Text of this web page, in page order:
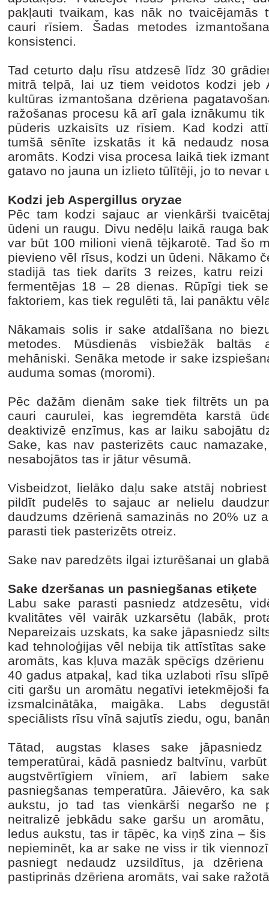
pakļauti tvaikam, kas nāk no tvaicējamās
cauri rīsiem. Šadas metodes
konsistenci.
Tad ceturto daļu rīsu atdzesē līdz 30
mitrā telpā, lai uz tiem veidotos kodzi jeb
kultūras izmantošana dzēriena
ražošanas procesu kā arī gala iznākumu
pūderis uzkaisīts uz rīsiem. Kad kodzi
tumšā sēnīte izskatās it kā nedaudz
aromāts. Kodzi visa procesa laikā tiek
gatavo no jauna un izlieto tūlītēji, jo to nevar
Kodzi jeb Aspergillus oryzae
Pēc tam kodzi sajauc ar vienkārši
ūdeni un raugu. Divu nedēļu laikā rauga
var būt 100 milioni vienā tējkarotē. Tad šo
pievieno vēl rīsus, kodzi un ūdeni. Nākamo
stadijā tas tiek darīts 3 reizes, katru reizi
fermentējas 18 – 28 dienas. Rūpīgi tiek
faktoriem, kas tiek regulēti tā, lai panāktu
Nākamais solis ir sake atdalīšana no
metodes. Mūsdienās visbiežāk baltās
mehāniski. Senāka metode ir sake
auduma somas (moromi).
Pēc dažām dienām sake tiek filtrēts un
cauri caurulei, kas iegremdēta karstā
deaktivizē enzīmus, kas ar laiku sabojātu
Sake, kas nav pasterizēts cauc
nesabojātos tas ir jātur vēsumā.
Visbeidzot, lielāko daļu sake atstāj
pildīt pudelēs to sajauc ar nelielu
daudzums dzērienā samazinās no 20% uz
parasti tiek pasterizēts otreiz.
Sake nav paredzēts ilgai izturēšanai un
Sake dzeršanas un pasniegšanas etiķete
Labu sake parasti pasniedz atdzesētu,
kvalitātes vēl vairāk uzkarsētu (labāk,
Nepareizais uzskats, ka sake jāpasniedz
kad tehnoloģijas vēl nebija tik attīstītas
aromāts, kas kļuva mazāk spēcīgs
40 gadus atpakaļ, kad tika uzlaboti rīsu
citi garšu un aromātu negatīvi ietekmējoši
izsmalcinātāka, maigāka. Labs
speciālists rīsu vīnā sajutīs ziedu, ogu,
Tātad, augstas klases sake
temperatūrai, kādā pasniedz baltvīnu,
augstvērtīgiem vīniem, arī labiem
pasniegšanas temperatūra. Jāievēro, ka
aukstu, jo tad tas vienkārši negaršo ne
neitralizē jebkādu sake garšu un
ledus aukstu, tas ir tāpēc, ka viņš zina –
nepieminēt, ka ar sake ne viss ir tik
pasniegt nedaudz uzsildītus, ja
pastiprinās dzēriena aromāts, vai sake